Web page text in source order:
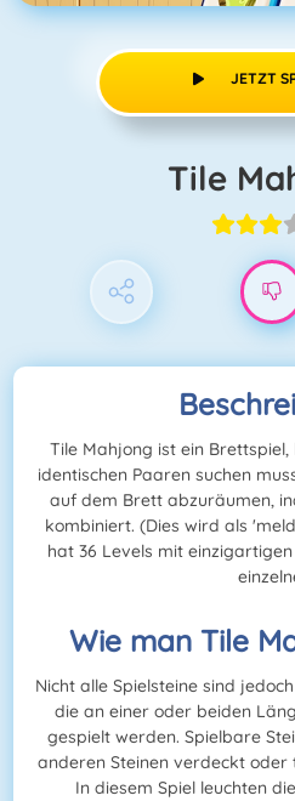
JETZT
Tile
Tile Mahjong ist ein
identischen Paaren suchen
auf dem Brett abzuräumen,
kombiniert. (Dies wird als
hat 36 Levels mit
Wie man Tile
Nicht alle Spielsteine sind
die an einer oder beiden
gespielt werden. Spielbare
anderen Steinen verdeckt
In diesem Spiel leuchten